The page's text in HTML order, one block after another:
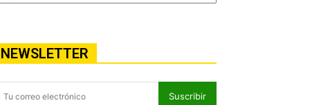
NEWSLETTER
Suscribir